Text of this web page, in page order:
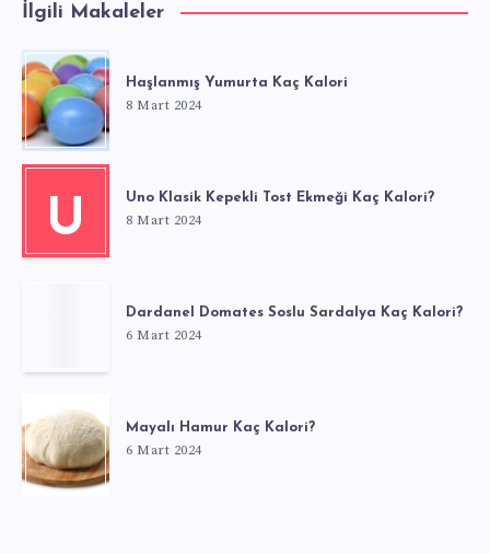
İlgili Makaleler
Haşlanmış Yumurta Kaç Kalori
8 Mart 2024
U Uno Klasik Kepekli Tost Ekmeği Kaç Kalori?
8 Mart 2024
Dardanel Domates Soslu Sardalya Kaç Kalori?
6 Mart 2024
Mayalı Hamur Kaç Kalori?
6 Mart 2024